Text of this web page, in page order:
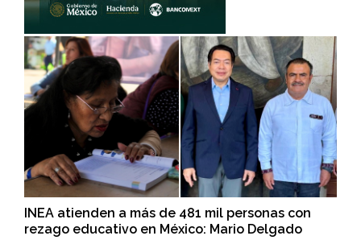
INEA atienden a más de 481 mil personas con
rezago educativo en México: Mario Delgado